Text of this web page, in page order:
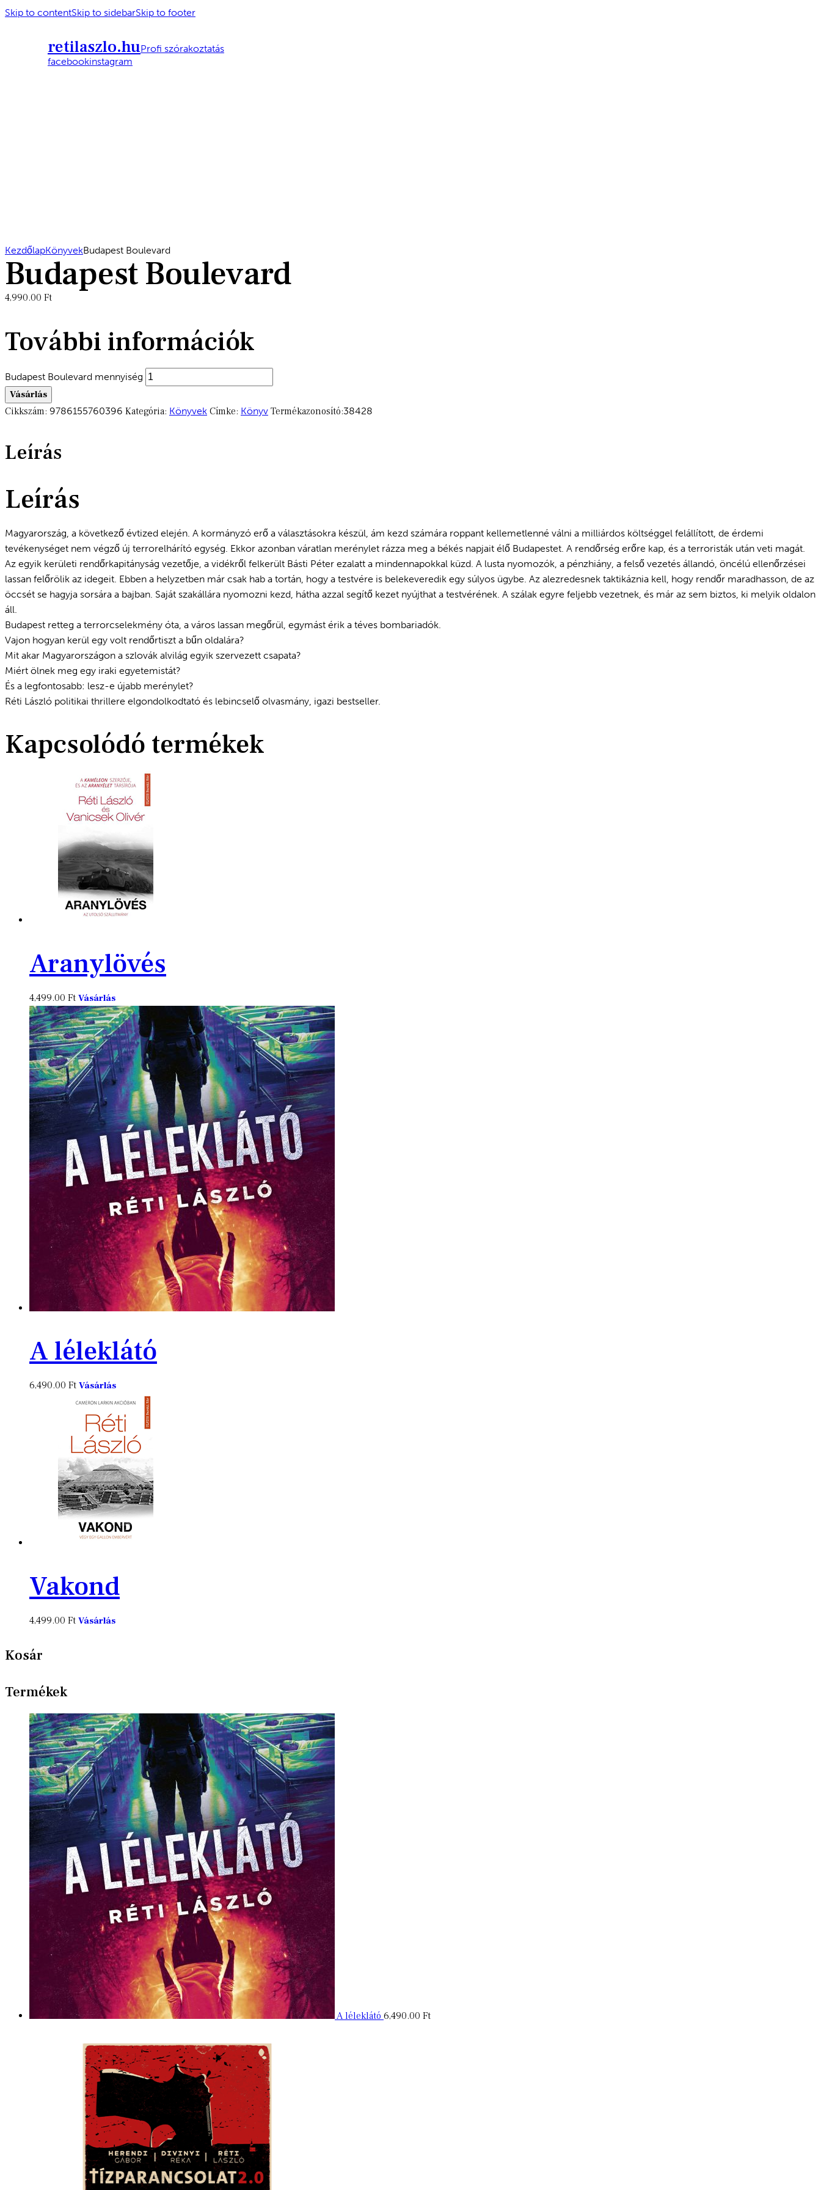
Skip to contentSkip to sidebarSkip to footer
retilaszlo.huProfi szórakoztatás
facebookinstagram
KezdőlapKönyvekBudapest Boulevard
Budapest Boulevard
4,990.00 Ft
További információk
Budapest Boulevard mennyiség
Vásárlás
Cikkszám: 9786155760396 Kategória: Könyvek Címke: Könyv Termékazonosító:38428
Leírás
Leírás
Magyarország, a következő évtized elején. A kormányzó erő a választásokra készül, ám kezd számára roppant kellemetlenné válni a milliárdos költséggel felállított, de érdemi
tevékenységet nem végző új terrorelhárító egység. Ekkor azonban váratlan merénylet rázza meg a békés napjait élő Budapestet. A rendőrség erőre kap, és a terroristák után veti magát.
Az egyik kerületi rendőrkapitányság vezetője, a vidékről felkerült Básti Péter ezalatt a mindennapokkal küzd. A lusta nyomozók, a pénzhiány, a felső vezetés állandó, öncélú ellenőrzései
lassan felőrölik az idegeit. Ebben a helyzetben már csak hab a tortán, hogy a testvére is belekeveredik egy súlyos ügybe. Az alezredesnek taktikáznia kell, hogy rendőr maradhasson, de az
öccsét se hagyja sorsára a bajban. Saját szakállára nyomozni kezd, hátha azzal segítő kezet nyújthat a testvérének. A szálak egyre feljebb vezetnek, és már az sem biztos, ki melyik oldalon
áll.
Budapest retteg a terrorcselekmény óta, a város lassan megőrül, egymást érik a téves bombariadók.
Vajon hogyan kerül egy volt rendőrtiszt a bűn oldalára?
Mit akar Magyarországon a szlovák alvilág egyik szervezett csapata?
Miért ölnek meg egy iraki egyetemistát?
És a legfontosabb: lesz-e újabb merénylet?
Réti László politikai thrillere elgondolkodtató és lebincselő olvasmány, igazi bestseller.
Kapcsolódó termékek
Aranylövés
4,499.00 Ft Vásárlás
A léleklátó
6,490.00 Ft Vásárlás
Vakond
4,499.00 Ft Vásárlás
Kosár
Termékek
A léleklátó 6,490.00 Ft